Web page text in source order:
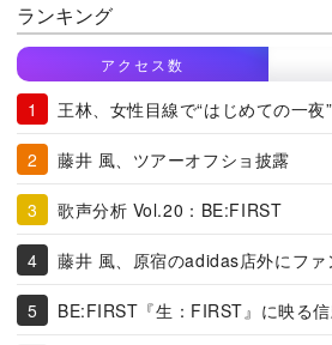
ランキング
アクセス数
王林、女性目線で“はじめての一夜
藤井 風、ツアーオフショ披露
歌声分析 Vol.20：BE:FIRST
藤井 風、原宿のadidas店外にファ
BE:FIRST『生：FIRST』に映る